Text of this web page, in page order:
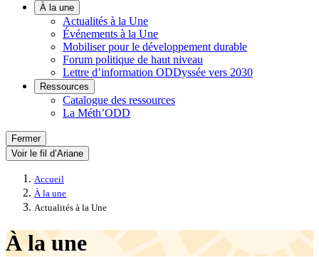
À la une
Actualités à la Une
Événements à la Une
Mobiliser pour le développement durable
Forum politique de haut niveau
Lettre d’information ODDyssée vers 2030
Ressources
Catalogue des ressources
La Méth’ODD
Fermer
Voir le fil d’Ariane
Accueil
À la une
Actualités à la Une
À la une